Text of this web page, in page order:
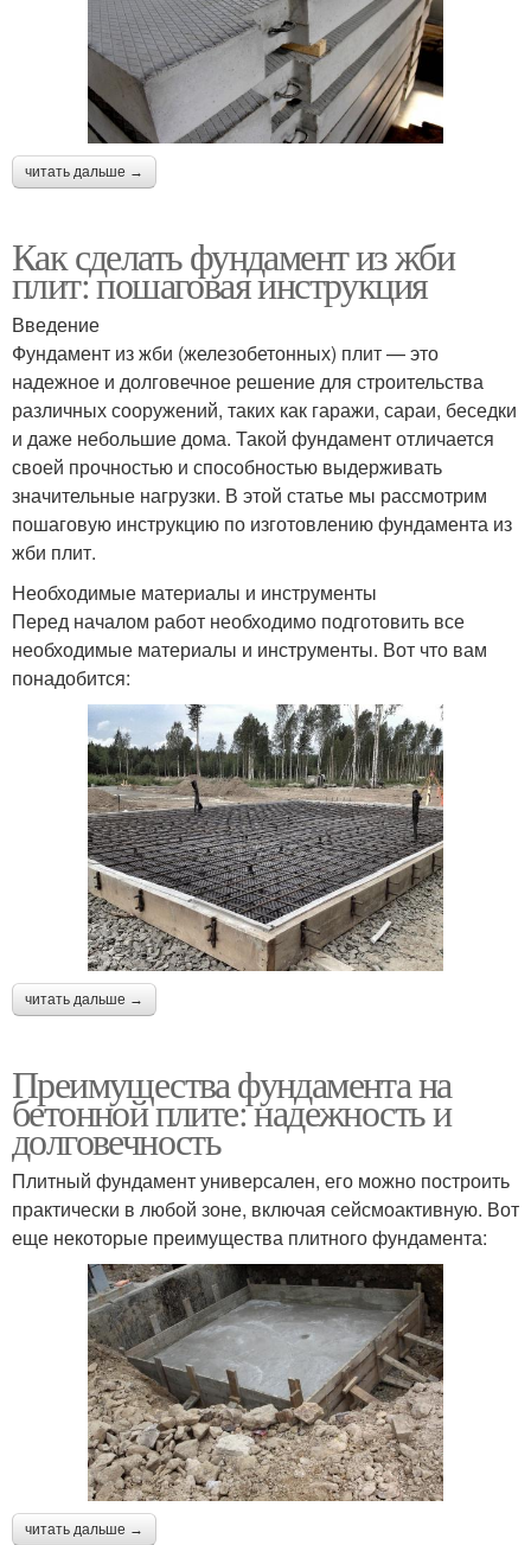
читать дальше →
Как сделать фундамент из жби
плит: пошаговая инструкция
Введение
Фундамент из жби (железобетонных) плит — это
надежное и долговечное решение для строительства
различных сооружений, таких как гаражи, сараи, беседки
и даже небольшие дома. Такой фундамент отличается
своей прочностью и способностью выдерживать
значительные нагрузки. В этой статье мы рассмотрим
пошаговую инструкцию по изготовлению фундамента из
жби плит.
Необходимые материалы и инструменты
Перед началом работ необходимо подготовить все
необходимые материалы и инструменты. Вот что вам
понадобится:
читать дальше →
Преимущества фундамента на
бетонной плите: надежность и
долговечность
Плитный фундамент универсален, его можно построить
практически в любой зоне, включая сейсмоактивную. Вот
еще некоторые преимущества плитного фундамента:
читать дальше →